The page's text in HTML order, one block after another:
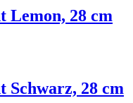
28 cm
28 cm